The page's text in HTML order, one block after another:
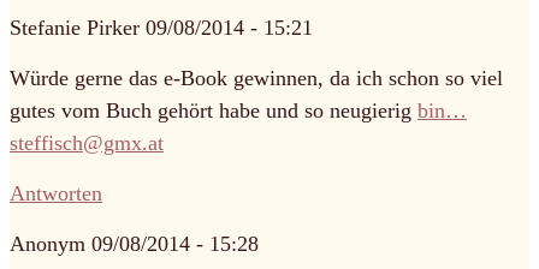
Stefanie Pirker 09/08/2014 - 15:21
Würde gerne das e-Book gewinnen, da ich schon so viel
gutes vom Buch gehört habe und so neugierig bin…
steffisch@gmx.at
Antworten
Anonym 09/08/2014 - 15:28